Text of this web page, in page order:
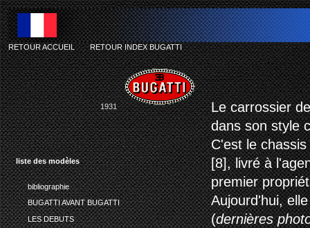
liste des modèles
bibliographie
BUGATTI AVANT BUGATTI
LES DEBUTS
RETOUR ACCUEIL-RETOUR INDEX BUGATTI
1931
Le carrossier
dans son style
C'est le
[8], livré à
premier
Aujourd'hui,
(dernières